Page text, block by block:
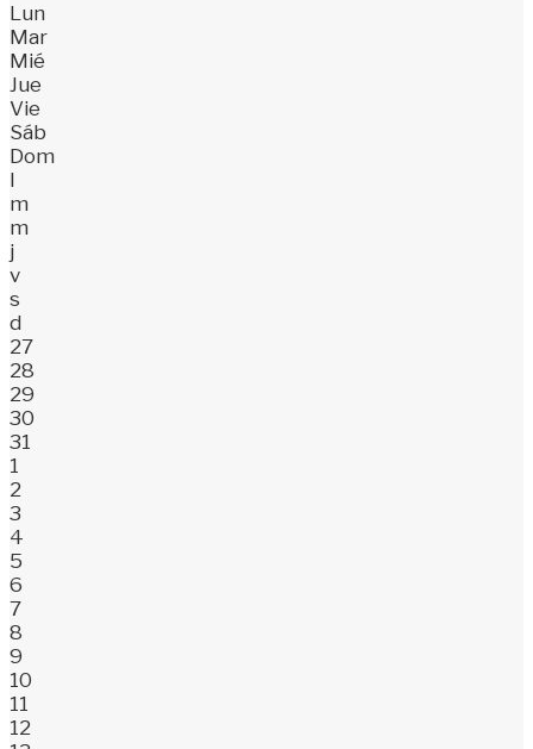
Lun
Mar
Mié
Jue
Vie
Sáb
Dom
l
m
m
j
v
s
d
27
28
29
30
31
1
2
3
4
5
6
7
8
9
10
11
12